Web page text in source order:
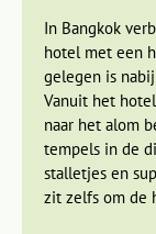
afdingt, dat is
Vanaf hier
de Tweede
Birma-spoorlijn
we in
boemeltje op
Bridge on the
In Bangkok
hotel met een
gelegen is
Vanuit het
naar het alom
tempels in de
stalletjes en
zit zelfs om de